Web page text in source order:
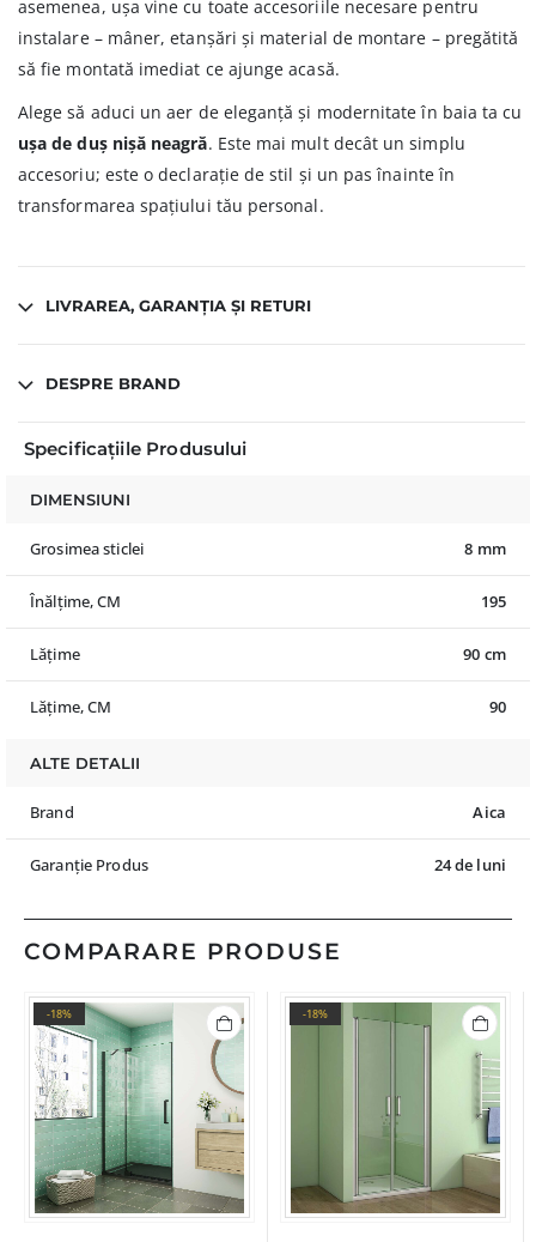
asemenea, ușa vine cu toate accesoriile necesare pentru
instalare – mâner, etanșări și material de montare – pregătită
să fie montată imediat ce ajunge acasă.
Alege să aduci un aer de eleganță și modernitate în baia ta cu
ușa de duș nișă neagră. Este mai mult decât un simplu
accesoriu; este o declarație de stil și un pas înainte în
transformarea spațiului tău personal.
LIVRAREA, GARANȚIA ȘI RETURI
DESPRE BRAND
Specificațiile Produsului
DIMENSIUNI
Grosimea sticlei 8 mm
Înălțime, CM 195
Lățime 90 cm
Lățime, CM 90
ALTE DETALII
Brand Aica
Garanție Produs 24 de luni
COMPARARE PRODUSE
-18% -18%